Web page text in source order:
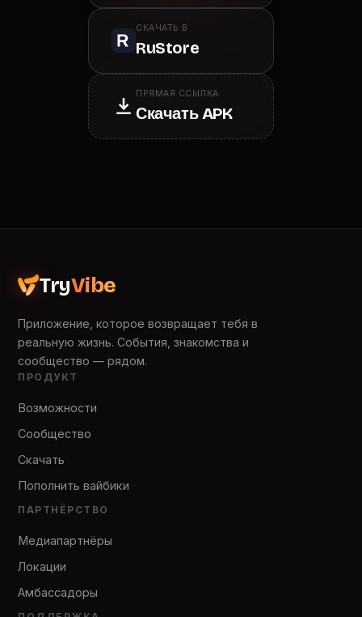
СКАЧАТЬ В
RuStore
ПРЯМАЯ ССЫЛКА
Скачать APK
TryVibe
Приложение, которое возвращает тебя в
реальную жизнь. События, знакомства и
сообщество — рядом.
ПРОДУКТ
Возможности
Сообщество
Скачать
Пополнить вайбики
ПАРТНЁРСТВО
Медиапартнёры
Локации
Амбассадоры